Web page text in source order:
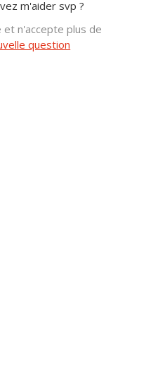
m'aider svp ?
n'accepte plus de
question